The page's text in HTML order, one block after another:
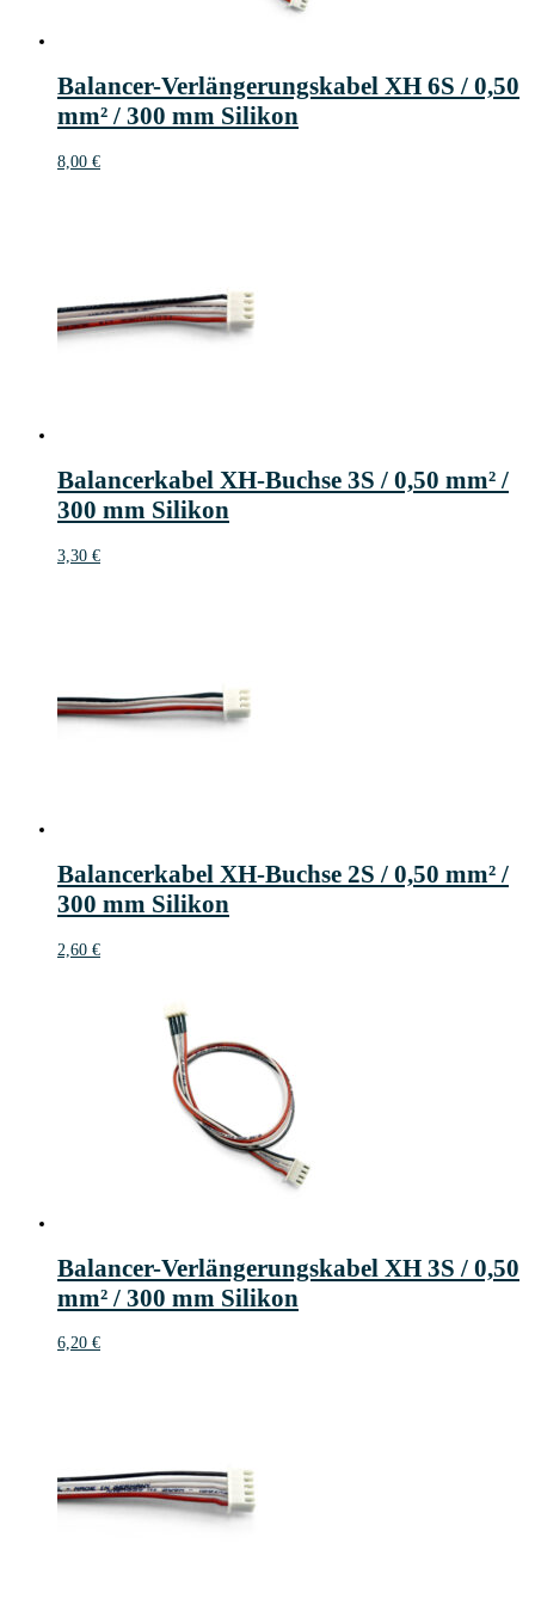
Balancer-Verlängerungskabel XH 6S / 0,50
mm² / 300 mm Silikon
8,00 €
Balancerkabel XH-Buchse 3S / 0,50 mm² /
300 mm Silikon
3,30 €
Balancerkabel XH-Buchse 2S / 0,50 mm² /
300 mm Silikon
2,60 €
Balancer-Verlängerungskabel XH 3S / 0,50
mm² / 300 mm Silikon
6,20 €